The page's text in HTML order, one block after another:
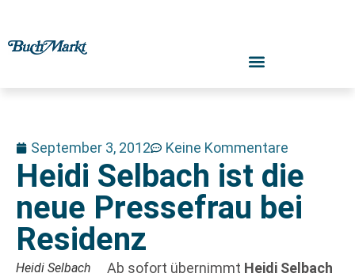
September 3, 2012 Keine Kommentare
Heidi Selbach ist die
neue Pressefrau bei
Residenz
Heidi Selbach Ab sofort übernimmt Heidi Selbach